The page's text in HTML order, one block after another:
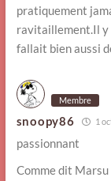
pratiquement
ravitaillement.Il y
fallait bien aussi
Membre
snoopy86 1
passionnant
Comme dit Marsu